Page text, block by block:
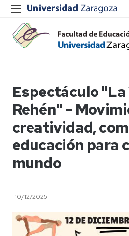
Espectáculo "La
Rehén" -
creatividad,
educación para
mundo
10/12/2025